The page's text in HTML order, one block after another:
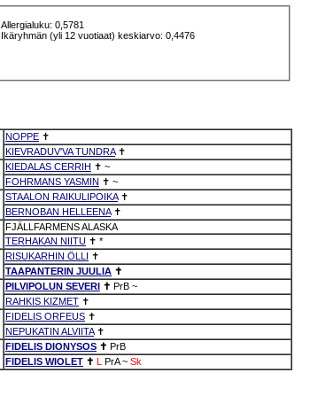
Allergialuku: 0,5781
Ikäryhmän (yli 12 vuotiaat) keskiarvo: 0,4476
NOPPE ✝
KIEVRADUV'VA TUNDRA✝
KIEDALAS CERRIH ✝ ~
FOHRMANS YASMIN ✝ ~
STAALON RAIKULIPOIKA✝
BERNOBAN HELLEENA✝
FJÄLLFARMENS ALASKA
TERHAKAN NIITU ✝ *
RISUKARHIN ÖLLI ✝
TAAPANTERIN JUULIA ✝
PILVIPOLUN SEVERI ✝ PrB ~
RAHKIS KIZMET ✝
FIDELIS ORFEUS ✝
NEPUKATIN ALVIITA✝
FIDELIS DIONYSOS ✝ PrB
FIDELIS WIOLET ✝ L PrA ~ Sk